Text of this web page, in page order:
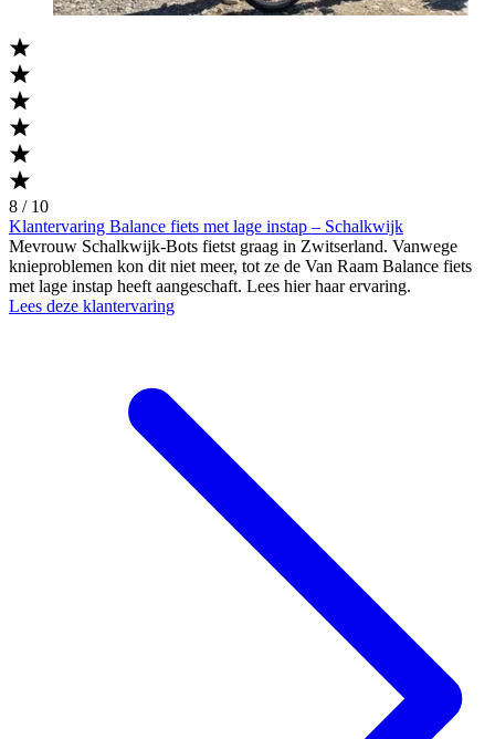
8 / 10
Klantervaring Balance fiets met lage instap – Schalkwijk
Mevrouw Schalkwijk-Bots fietst graag in Zwitserland. Vanwege
knieproblemen kon dit niet meer, tot ze de Van Raam Balance fiets
met lage instap heeft aangeschaft. Lees hier haar ervaring.
Lees deze klantervaring